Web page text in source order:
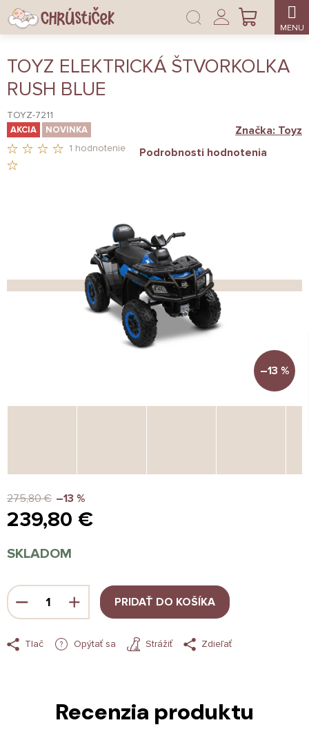
Prejsť
na
obsah
NÁKUPNÝ
Prihlásenie
TOYZ ELEKTRICKÁ ŠTVORKOLKA
RUSH BLUE
TOYZ-7211
AKCIA NOVINKA
HVIEZDIČIEK.
1 hodnotenie Podrobnosti hodnotenia
Značka: Toyz
–13 %
275,80 € –13 %
239,80 €
cena:
SKLADOM
PRIDAŤ DO KOŠÍKA
Tlač Opýtať sa Strážiť Zdieľať
Recenzia produktu